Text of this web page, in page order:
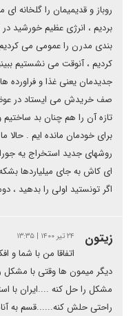
روباز و قدیمیمان را گلخانه
بردیم ، انرژی عظیم خورشید
بندی مدرن را عمومی می
کردیم ، آنوقت می نشستیم
جدیدمان یعنی غذا و فراورده
صف خریدش می ایستاد در
تازه آن را هم چنان بد
برای خودمان مانده ایم . حالا
روشهای جدید استخراج یه
ای کاش به جای میلیاردها
اگر تونستید اولی را بدهید
زیتون ۲۴ تیر ۱۴۰۰ | ۱۳:۳۵
اتفاقا من با شما و
دیگر میمون ها وقتی با مشکل
مشکل را حل کنه ....ایران با
راحتی حلش کنه......قسم به